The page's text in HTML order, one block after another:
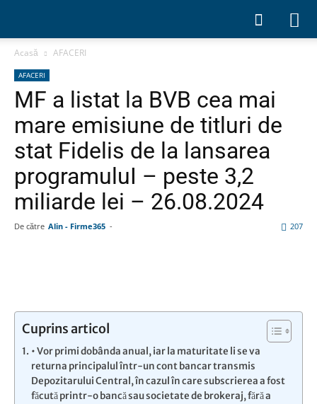
Acasă AFACERI
AFACERI
MF a listat la BVB cea mai
mare emisiune de titluri de
stat Fidelis de la lansarea
programuluI – peste 3,2
miliarde lei – 26.08.2024
De către Alin - Firme365 - 207
Cuprins articol
• Vor primi dobânda anual, iar la maturitate li se va
returna principalul într-un cont bancar transmis
Depozitarului Central, în cazul în care subscrierea a fost
făcută printr-o bancă sau societate de brokeraj, fără a